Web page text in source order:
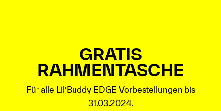
GRATIS
RAHMENTASCHE
Für alle Lil’Buddy EDGE Vorbestellungen bis
31.03.2024.